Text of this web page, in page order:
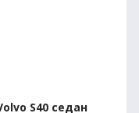
S40 седан